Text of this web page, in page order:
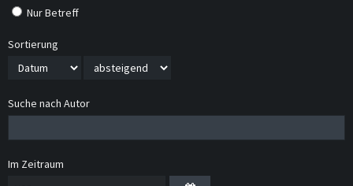
Nur Betreff
Sortierung
Suche nach Autor
Im Zeitraum